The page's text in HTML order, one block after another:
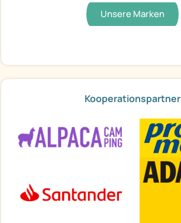
Unsere Marken
Kooperationspartner